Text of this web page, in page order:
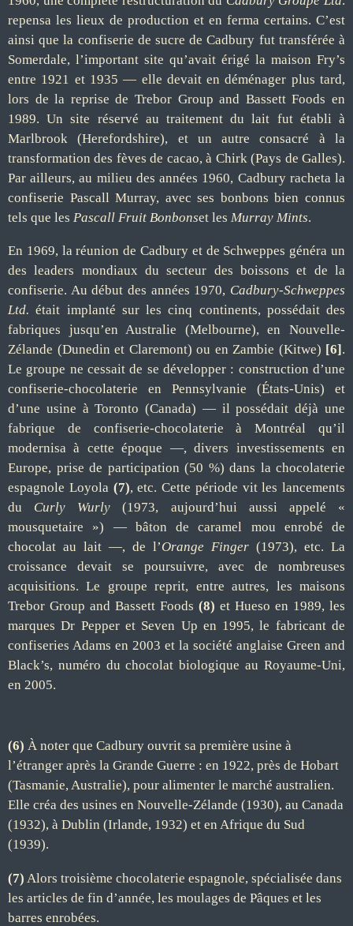
repensa les lieux de production et en ferma certains. C’est
ainsi que la confiserie de sucre de Cadbury fut transférée à
Somerdale, l’important site qu’avait érigé la maison Fry’s
entre 1921 et 1935 — elle devait en déménager plus tard,
lors de la reprise de Trebor Group and Bassett Foods en
1989. Un site réservé au traitement du lait fut établi à
Marlbrook (Herefordshire), et un autre consacré à la
transformation des fèves de cacao, à Chirk (Pays de Galles).
Par ailleurs, au milieu des années 1960, Cadbury racheta la
confiserie Pascall Murray, avec ses bonbons bien connus
tels que les Pascall Fruit Bonbonset les Murray Mints.
En 1969, la réunion de Cadbury et de Schweppes généra un
des leaders mondiaux du secteur des boissons et de la
confiserie. Au début des années 1970, Cadbury-Schweppes
Ltd.était implanté sur les cinq continents, possédait des
fabriques jusqu’en Australie (Melbourne), en Nouvelle-
Zélande (Dunedin et Claremont) ou en Zambie (Kitwe) [6] .
Le groupe ne cessait de se développer : construction d’une
confiserie-chocolaterie en Pennsylvanie (États-Unis) et
d’une usine à Toronto (Canada) — il possédait déjà une
fabrique de confiserie-chocolaterie à Montréal qu’il
modernisa à cette époque —, divers investissements en
Europe, prise de participation (50 %) dans la chocolaterie
espagnole Loyola (7), etc. Cette période vit les lancements
du Curly Wurly(1973, aujourd’hui aussi appelé «
mousquetaire ») — bâton de caramel mou enrobé de
chocolat au lait —, de l’Orange Finger (1973), etc. La
croissance devait se poursuivre, avec de nombreuses
acquisitions. Le groupe reprit, entre autres, les maisons
Trebor Group and Bassett Foods (8) et Hueso en 1989, les
marques Dr Pepper et Seven Up en 1995, le fabricant de
confiseries Adams en 2003 et la société anglaise Green and
Black’s, numéro du chocolat biologique au Royaume-Uni,
en 2005.
(6) À noter que Cadbury ouvrit sa première usine à
l’étranger après la Grande Guerre : en 1922, près de Hobart
(Tasmanie, Australie), pour alimenter le marché australien.
Elle créa des usines en Nouvelle-Zélande (1930), au Canada
(1932), à Dublin (Irlande, 1932) et en Afrique du Sud
(1939).
(7) Alors troisième chocolaterie espagnole, spécialisée dans
les articles de fin d’année, les moulages de Pâques et les
barres enrobées.